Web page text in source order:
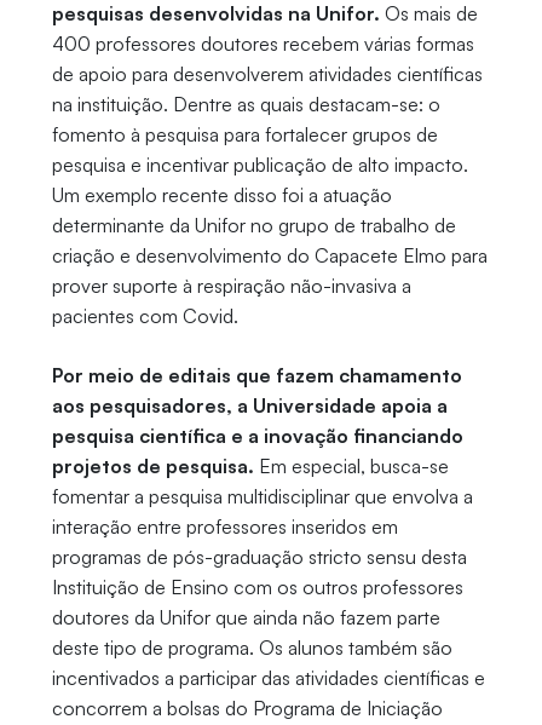
pesquisas desenvolvidas na Unifor. Os mais de
400 professores doutores recebem várias formas
de apoio para desenvolverem atividades científicas
na instituição. Dentre as quais destacam-se: o
fomento à pesquisa para fortalecer grupos de
pesquisa e incentivar publicação de alto impacto.
Um exemplo recente disso foi a atuação
determinante da Unifor no grupo de trabalho de
criação e desenvolvimento do Capacete Elmo para
prover suporte à respiração não-invasiva a
pacientes com Covid.
Por meio de editais que fazem chamamento
aos pesquisadores, a Universidade apoia a
pesquisa científica e a inovação financiando
projetos de pesquisa. Em especial, busca-se
fomentar a pesquisa multidisciplinar que envolva a
interação entre professores inseridos em
programas de pós-graduação stricto sensu desta
Instituição de Ensino com os outros professores
doutores da Unifor que ainda não fazem parte
deste tipo de programa. Os alunos também são
incentivados a participar das atividades científicas e
concorrem a bolsas do Programa de Iniciação